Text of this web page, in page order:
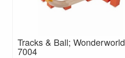
Tracks & Ball; Wonderworld
7004